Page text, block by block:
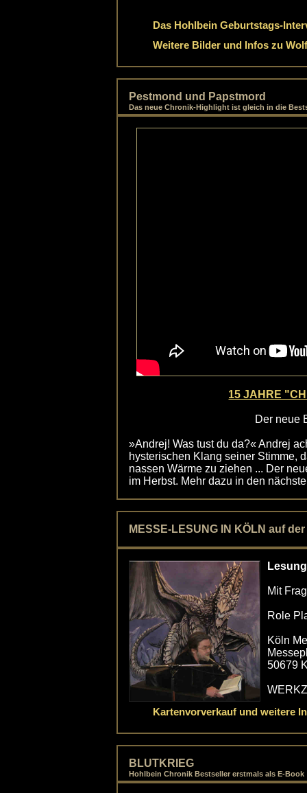
Das Hohlbein Geburtstags-
Weitere Bilder und Infos zu
Pestmond und Papstmord
Das neue Chronik-Highlight ist gleich in die
15 JAHRE
Der neue
»Andrej! Was tust du da?« Andrej
hysterischen Klang seiner Stimme,
nassen Wärme zu ziehen ... Der
im Herbst. Mehr dazu in den
MESSE-LESUNG IN KÖLN auf
Mit
Role
Köln
50679
Kartenvorverkauf und weitere
BLUTKRIEG
Hohlbein Chronik Bestseller erstmals als E-Book